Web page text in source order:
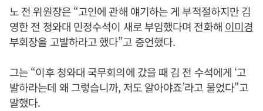
노 전 위원장은 “고인에 관해 얘기하는 게 부적절하지만 김
영한 전 청와대 민정수석이 새로 부임했다며 전화해 이미경
부회장을 고발하라고 했다”고 증언했다.
그는 “이후 청와대 국무회의에 갔을 때 김 전 수석에게 ‘고
발하라는데 왜 그렇습니까, 저도 알아야죠’라고 물었다"고
말했다.